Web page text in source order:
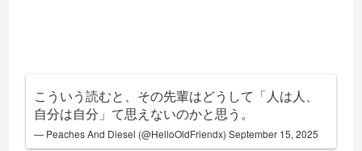
こういう読むと、その先輩はどうして「人は人、
自分は自分」て思えないのかと思う。
— Peaches And Diesel (@HelloOldFriendx)September 15, 2025